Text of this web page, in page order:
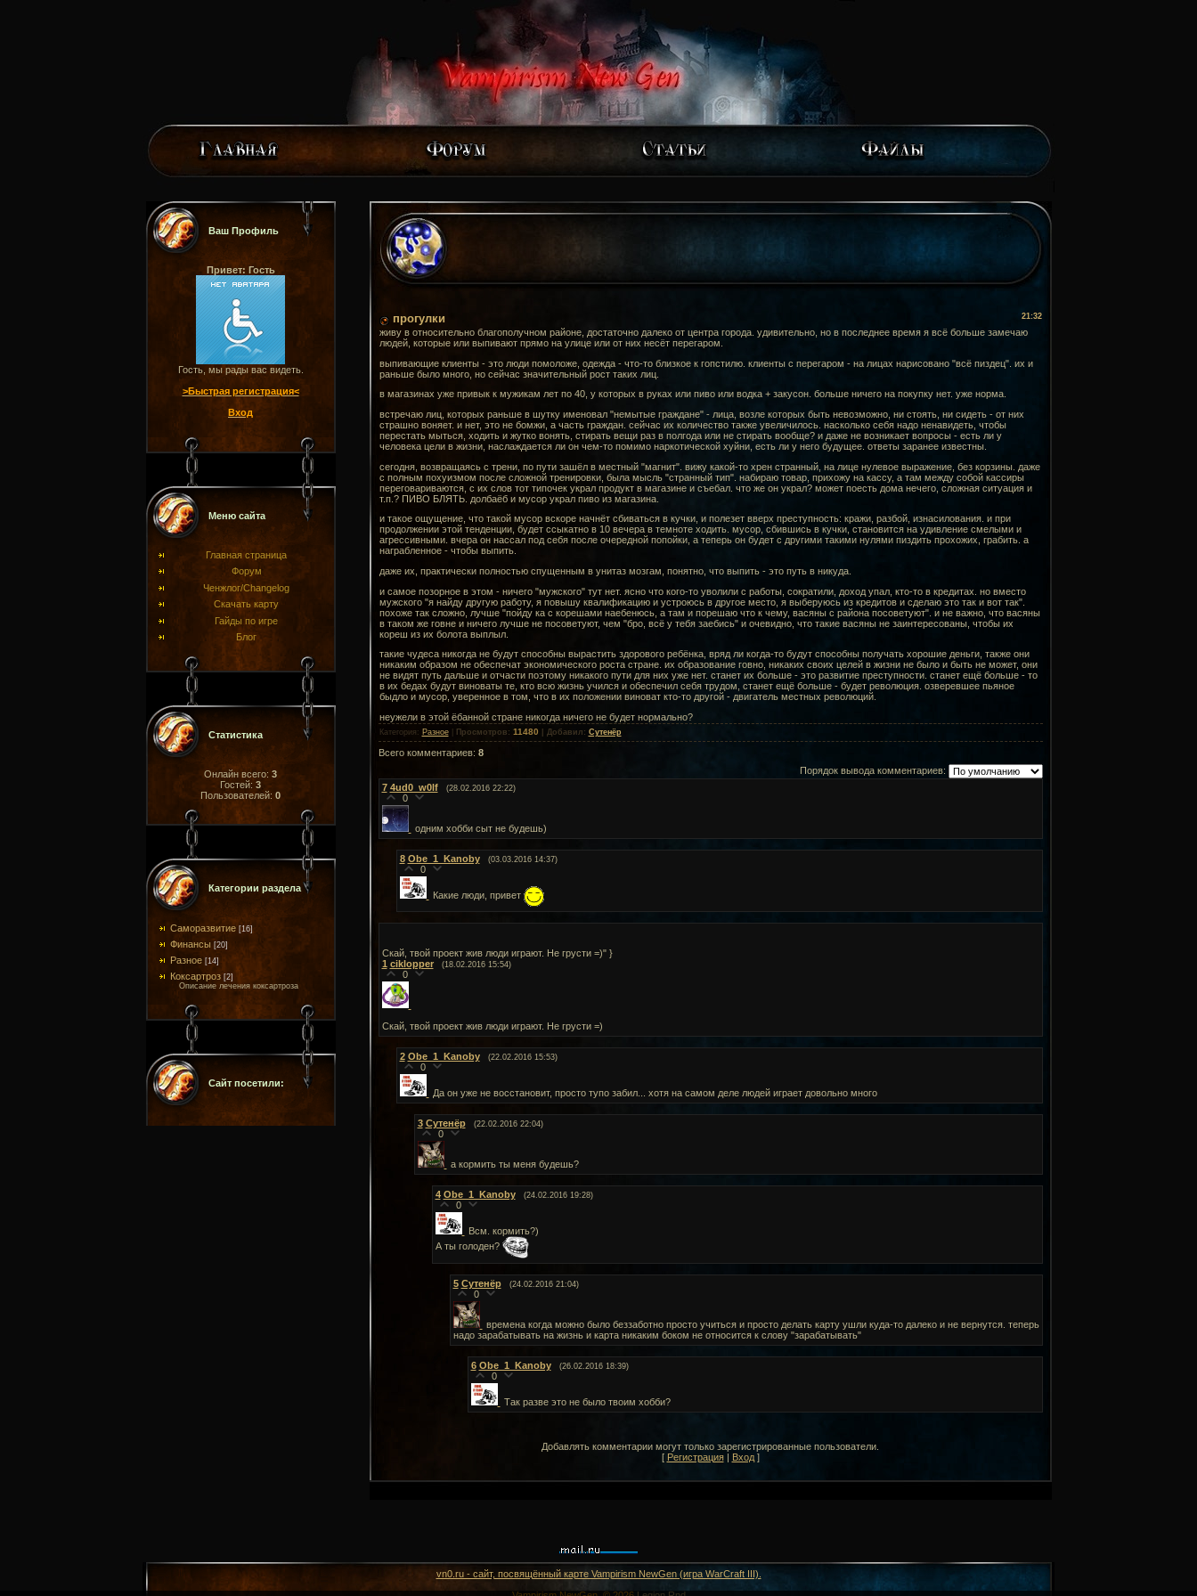
Ваш Профиль
Привет: Гость
Гость, мы рады вас видеть.
>Быстрая регистрация<
Вход
Меню сайта
Главная страница
Форум
Ченжлог/Changelog
Скачать карту
Гайды по игре
Блог
Статистика
Онлайн всего: 3
Гостей: 3
Пользователей: 0
Категории раздела
Саморазвитие [16]
Финансы [20]
Разное [14]
Коксартроз [2]
Описание лечения коксартроза
Сайт посетили:
21:32
прогулки
живу в относительно благополучном районе, достаточно далеко от центра города. удивительно, но в последнее время я всё больше замечаю
людей, которые или выпивают прямо на улице или от них несёт перегаром.
выпивающие клиенты - это люди помоложе, одежда - что-то близкое к гопстилю. клиенты с перегаром - на лицах нарисовано "всё пиздец". их и
раньше было много, но сейчас значительный рост таких лиц.
в магазинах уже привык к мужикам лет по 40, у которых в руках или пиво или водка + закусон. больше ничего на покупку нет. уже норма.
встречаю лиц, которых раньше в шутку именовал "немытые граждане" - лица, возле которых быть невозможно, ни стоять, ни сидеть - от них
страшно воняет. и нет, это не бомжи, а часть граждан. сейчас их количество также увеличилось. насколько себя надо ненавидеть, чтобы
перестать мыться, ходить и жутко вонять, стирать вещи раз в полгода или не стирать вообще? и даже не возникает вопросы - есть ли у
человека цели в жизни, наслаждается ли он чем-то помимо наркотической хуйни, есть ли у него будущее. ответы заранее известны.
сегодня, возвращаясь с трени, по пути зашёл в местный "магнит". вижу какой-то хрен странный, на лице нулевое выражение, без корзины. даже
с полным похуизмом после сложной тренировки, была мысль "странный тип". набираю товар, прихожу на кассу, а там между собой кассиры
переговариваются, с их слов тот типочек украл продукт в магазине и съебал. что же он украл? может поесть дома нечего, сложная ситуация и
т.п.? ПИВО БЛЯТЬ. долбаёб и мусор украл пиво из магазина.
и такое ощущение, что такой мусор вскоре начнёт сбиваться в кучки, и полезет вверх преступность: кражи, разбой, изнасилования. и при
продолжении этой тенденции, будет ссыкатно в 10 вечера в темноте ходить. мусор, сбившись в кучки, становится на удивление смелыми и
агрессивными. вчера он нассал под себя после очередной попойки, а теперь он будет с другими такими нулями пиздить прохожих, грабить. а
награбленное - чтобы выпить.
даже их, практически полностью спущенным в унитаз мозгам, понятно, что выпить - это путь в никуда.
и самое позорное в этом - ничего "мужского" тут нет. ясно что кого-то уволили с работы, сократили, доход упал, кто-то в кредитах. но вместо
мужского "я найду другую работу, я повышу квалификацию и устроюсь в другое место, я выберуюсь из кредитов и сделаю это так и вот так".
похоже так сложно, лучше "пойду ка с корешами наебенюсь, а там и порешаю что к чему, васяны с района посоветуют". и не важно, что васяны
в таком же говне и ничего лучше не посоветуют, чем "бро, всё у тебя заебись" и очевидно, что такие васяны не заинтересованы, чтобы их
кореш из их болота выплыл.
такие чудеса никогда не будут способны вырастить здорового ребёнка, вряд ли когда-то будут способны получать хорошие деньги, также они
никаким образом не обеспечат экономического роста стране. их образование говно, никаких своих целей в жизни не было и быть не может, они
не видят путь дальше и отчасти поэтому никакого пути для них уже нет. станет их больше - это развитие преступности. станет ещё больше - то
в их бедах будут виноваты те, кто всю жизнь учился и обеспечил себя трудом, станет ещё больше - будет революция. озверевшее пьяное
быдло и мусор, уверенное в том, что в их положении виноват кто-то другой - двигатель местных революций.
неужели в этой ёбанной стране никогда ничего не будет нормально?
Категория : Разное| Просмотров : 11480 Добавил : Сутенёр
Всего комментариев: 8
Порядок вывода комментариев:
7 4ud0_w0lf (28.02.2016 22:22)
0
одним хобби сыт не будешь)
8 Obe_1_Kanoby (03.03.2016 14:37)
0
Какие люди, привет
Скай, твой проект жив люди играют. Не грусти =)" }
1 ciklopper (18.02.2016 15:54)
0
Скай, твой проект жив люди играют. Не грусти =)
2 Obe_1_Kanoby (22.02.2016 15:53)
0
Да он уже не восстановит, просто тупо забил... хотя на самом деле людей играет довольно много
3 Сутенёр (22.02.2016 22:04)
0
а кормить ты меня будешь?
4 Obe_1_Kanoby (24.02.2016 19:28)
0
Всм. кормить?)
А ты голоден?
5 Сутенёр (24.02.2016 21:04)
0
времена когда можно было беззаботно просто учиться и просто делать карту ушли куда-то далеко и не вернутся. теперь
надо зарабатывать на жизнь и карта никаким боком не относится к слову "зарабатывать"
6 Obe_1_Kanoby (26.02.2016 18:39)
0
Так разве это не было твоим хобби?
Добавлять комментарии могут только зарегистрированные пользователи.
[ Регистрация| Вход]
vn0.ru - сайт, посвящённый карте Vampirism NewGen (игра WarCraft III).